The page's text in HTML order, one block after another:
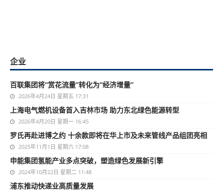
企业
百联集团将“赏花流量”转化为“经济增量”
2026年4月24日 星期五 17:31
上海电气燃机设备首入吉林市场 助力东北绿色能源转型
2026年4月20日 星期一 16:45
罗氏再赴进博之约 十余款即将在华上市及未来管线产品组团亮相
2025年11月1日 星期六 17:08
申能集团氢能产业多点突破，塑造绿色发展新引擎
2024年10月22日 星期二 11:48
浦东推动快递业高质量发展